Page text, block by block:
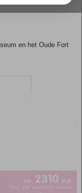
en het Oude Fort
va 2310 p.p.
*incl. alle verplichte kosten